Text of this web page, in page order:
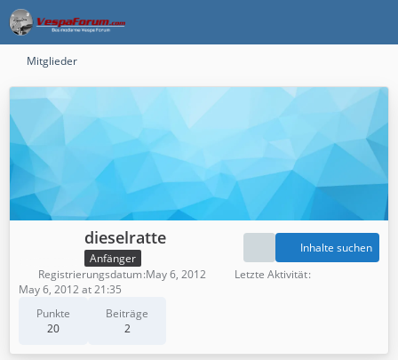
Mitglieder
dieselratte
Anfänger
Punkte
20
Beiträge
2
Inhalte suchen
Registrierungsdatum May 6, 2012
Letzte Aktivität
May 6, 2012 at 21:35